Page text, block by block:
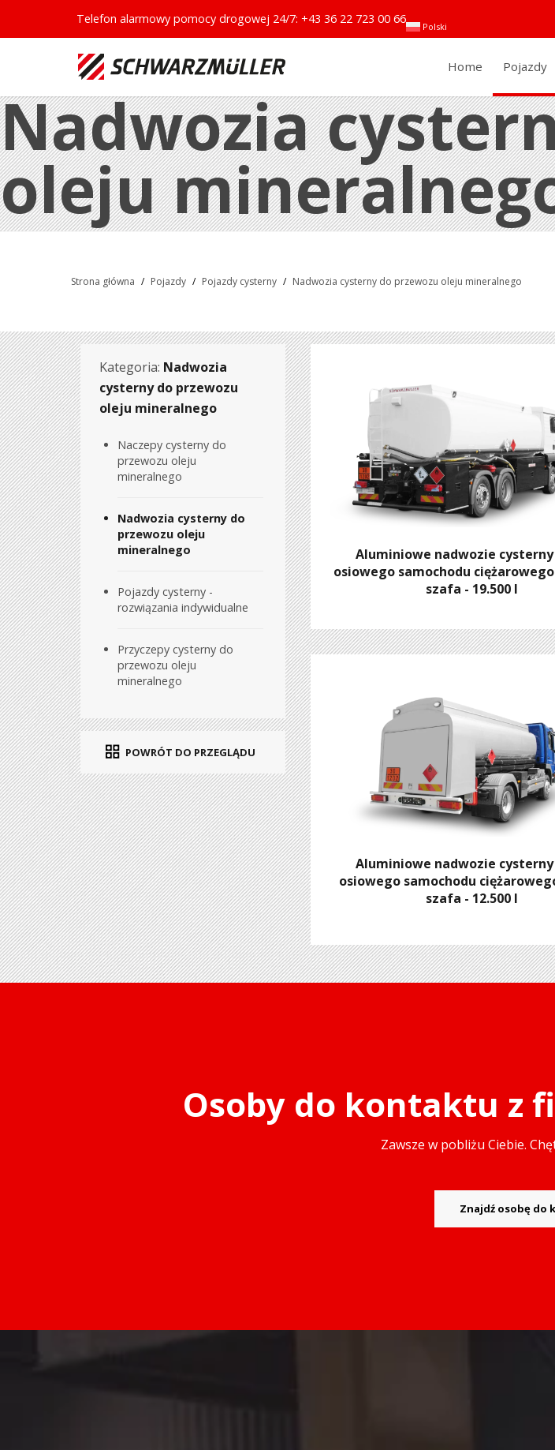
Polski
Telefon alarmowy pomocy drogowej 24/7: +43 36 22 723 00 66
Home Pojazdy
Nadwozia
oleju
Strona główna / Pojazdy / Pojazdy cysterny / Nadwozia cysterny do przewozu oleju mineralnego
Kategoria: Nadwozia
cysterny do przewozu
oleju mineralnego
Naczepy cysterny do
przewozu oleju
mineralnego
Nadwozia cysterny do
przewozu oleju
mineralnego
Pojazdy cysterny -
rozwiązania indywidualne
Przyczepy cysterny do
przewozu oleju
mineralnego
POWRÓT DO PRZEGLĄDU
Aluminiowe nadwozie cysterny
osiowego samochodu
szafa - 19.500 l
Aluminiowe nadwozie cysterny
osiowego samochodu
szafa - 12.500 l
Osoby do kontaktu z
Zawsze w pobliżu Ciebie.
Znajdź osobę do